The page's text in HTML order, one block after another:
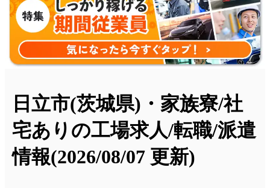
日立市(茨城県)・家族寮/社
宅ありの工場求人/転職/派遣
情報(2026/08/07 更新)